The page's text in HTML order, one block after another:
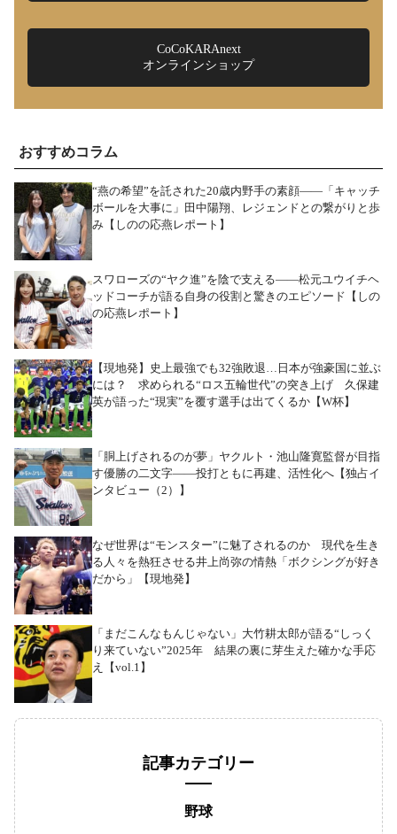
CoCoKARAnext
オンラインショップ
おすすめコラム
“燕の希望”を託された20歳内野手の素顔――「キャッチ
ボールを大事に」田中陽翔、レジェンドとの繋がりと歩
み【しのの応燕レポート】
スワローズの“ヤク進”を陰で支える――松元ユウイチヘ
ッドコーチが語る自身の役割と驚きのエピソード【しの
の応燕レポート】
【現地発】史上最強でも32強敗退…日本が強豪国に並ぶ
には？ 求められる“ロス五輪世代”の突き上げ 久保建
英が語った“現実”を覆す選手は出てくるか【W杯】
「胴上げされるのが夢」ヤクルト・池山隆寛監督が目指
す優勝の二文字――投打ともに再建、活性化へ【独占イ
ンタビュー（2）】
なぜ世界は“モンスター”に魅了されるのか 現代を生き
る人々を熱狂させる井上尚弥の情熱「ボクシングが好き
だから」【現地発】
「まだこんなもんじゃない」大竹耕太郎が語る“しっく
り来ていない”2025年 結果の裏に芽生えた確かな手応
え【vol.1】
記事カテゴリー
野球